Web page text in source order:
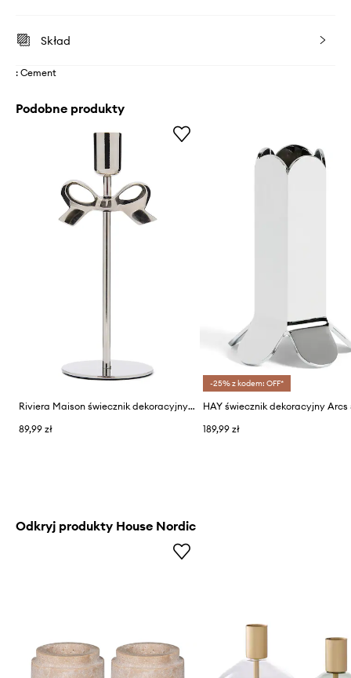
Skład
: Cement
Podobne produkty
Riviera Maison świecznik dekoracyjny z aluminium
89,99 zł
-25% z kodem: OFF*
189,99 zł
Odkryj produkty House Nordic